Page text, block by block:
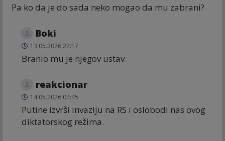
Pa ko da je do sada neko mogao da mu zabrani?
Boki
13.05.2026 22:17
Branio mu je njegov ustav.
reakcionar
14.05.2026 04:45
Putine izvrši invaziju na RS i oslobodi nas ovog
diktatorskog režima.